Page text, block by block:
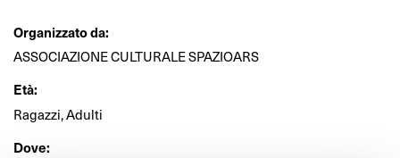
Organizzato da:
ASSOCIAZIONE CULTURALE SPAZIOARS
Età:
Ragazzi, Adulti
Dove: